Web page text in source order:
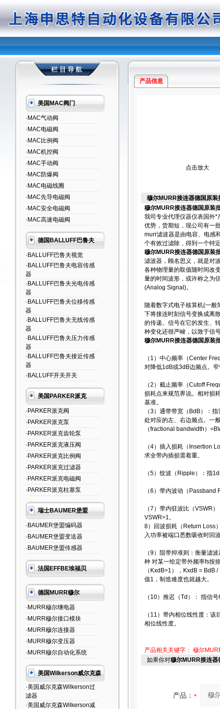
美国MAC阀门
·MAC气动阀
·MAC电磁阀
·MAC比例阀
·MAC机控阀
·MAC手动阀
·MAC防爆阀
·MAC电磁线圈
·MAC先导电磁阀
·MAC安全电磁阀
·MAC高速电磁阀
德国BALLUFF巴鲁夫
·BALLUFF巴鲁夫视觉
·BALLUFF巴鲁夫电容传感
器
·BALLUFF巴鲁夫光电传感
器
·BALLUFF巴鲁夫位移传感
器
·BALLUFF巴鲁夫无线传感
器
·BALLUFF巴鲁夫压力传感
器
·BALLUFF巴鲁夫接近传感
器
·BALLUFF开关开关
美国PARKER派克
·PARKER派克阀
·PARKER派克泵
·PARKER派克齿轮泵
·PARKER派克液压阀
·PARKER派克比例阀
·PARKER派克过滤器
·PARKER派克电磁阀
·PARKER派克柱塞泵
瑞士BAUMER堡盟
·BAUMER堡盟编码器
·BAUMER堡盟变送器
·BAUMER堡盟传感器
法国EFFBE埃福贝
德国MURR穆尔
·MURR穆尔继电器
·MURR穆尔接口模块
·MURR穆尔连接器
·MURR穆尔变压器
·MURR穆尔自动化系统
美国Wilkerson威尔克森
·美国威尔克森Wilkerson过
滤器
·美国威尔克森Wilkerson减
产品信息
点击放大
穆尔MURR接连器德国原装
穆尔MURR接连器德国原装
我司专业代理仪器仪表国外
优势，货期短，现公司有一
murr滤波器是由电容、电感
个有效过滤除，得到一个特
穆尔MURR接连器德国原装
滤波器，顾名思义，就是对
各种物理量的取值随时间改
量的时间波形，或许称之为
(Analog Signal)。
随着数字式电子核算机(一
下将接连时刻信号变换成离
的传递。信号在它的发生、
种变化还很严峻，以致于信
穆尔MURR接连器德国原装
（1）中心频率（Center
对降低1dB或3dB边频点。
（2）截止频率（Cutoff
损耗点来规范界说。相对损
基准。
（3）通带带宽（BdB）：
处对应的左、右边频点。一
（fractional bandwidth）
（4）插入损耗（Insertion
求全带内插损需着重。
（5）纹波（Ripple）：指
（6）带内波动（
（7）带内驻波比（VSWR
VSWR>1。
8）回波损耗（Return Loss
入功率被端口悉数吸收时回
（9）阻带抑准则：衡量滤
种 对某一给定带外频率fs按
（KxdB>1），KxdB =
值1，制造难度也就越大。
（10）推迟（Td）： 指信
（11）带内相位线性度：
相位线性度。
产品相关关键字： 穆尔
如果你对穆尔MURR接连器
产品：